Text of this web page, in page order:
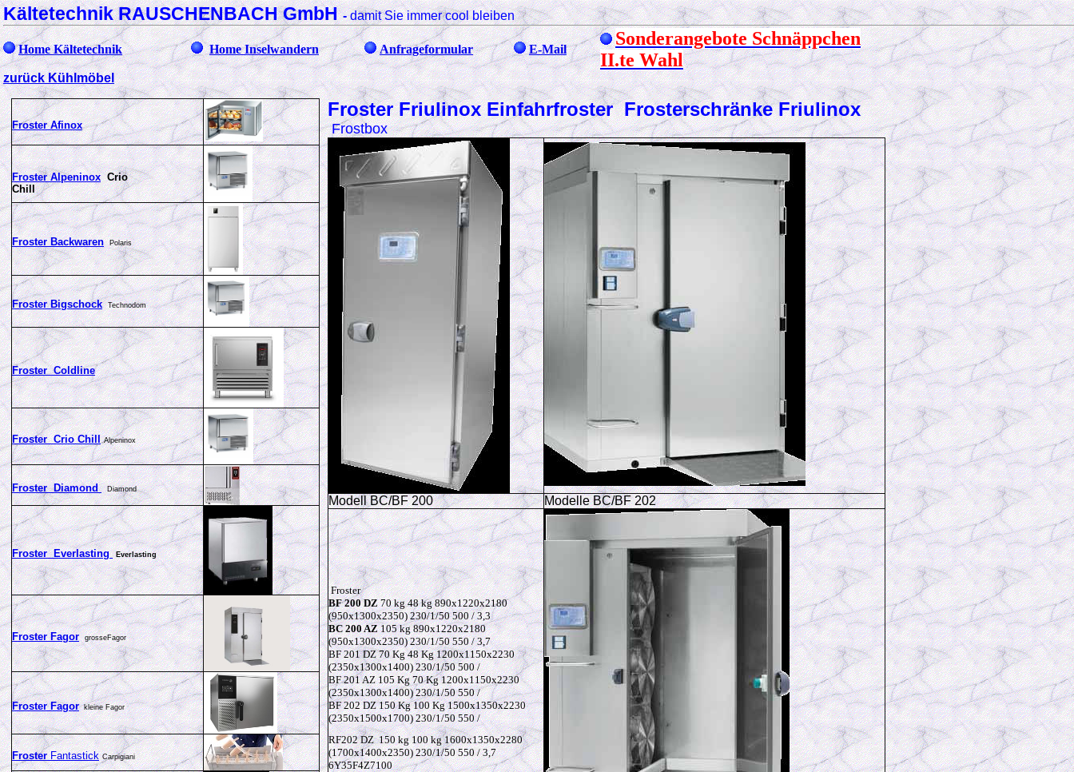
Kältetechnik RAUSCHENBACH GmbH-damit Sie immer cool bleiben
Home Kältetechnik Home Inselwandern Anfrageformular E-Mail
Sonderangebote Schnäppchen
II.te Wahl
zurück Kühlmöbel
Froster Afinox
Froster AlpeninoxCrio
Chill
Froster Backwaren Polaris
Froster Bigschock Technodom
Froster Coldline
Froster Crio Chill Alpeninox
Froster Diamond Diamond
Froster Everlasting Everlasting
Froster Fagor grosseFagor
Froster Fagorkleine Fagor
FrosterFantastick Carpigiani
Froster Friulinox Einfahrfroster Frosterschränke Friulinox
Frostbox
Modell BC/BF 200 Modelle BC/BF 202
Froster
BF 200 DZ70 kg 48 kg 890x1220x2180
(950x1300x2350) 230/1/50 500 / 3,3
BC 200 AZ105 kg 890x1220x2180
(950x1300x2350) 230/1/50 550 / 3,7
BF 201 DZ70 Kg 48 Kg1200x1150x2230
(2350x1300x1400) 230/1/50 500 /
BF 201 AZ105 Kg 70 Kg1200x1150x2230
(2350x1300x1400) 230/1/50 550 /
BF 202 DZ 150 Kg 100 Kg 1500x1350x2230
(2350x1500x1700) 230/1/50 550 /
RF202 DZ 150 kg 100 kg 1600x1350x2280
(1700x1400x2350) 230/1/50 550 / 3,7
6Y35F4Z7100